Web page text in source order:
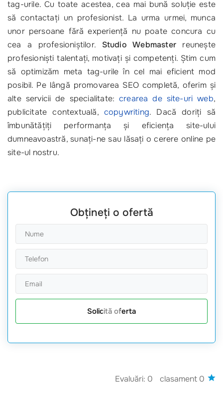
tag-urile. Cu toate acestea, cea mai bună soluție este
să contactați un profesionist. La urma urmei, munca
unor persoane fără experiență nu poate concura cu
cea a profesioniștilor. Studio Webmasterreunește
profesioniști talentați, motivați și competenți. Știm cum
să optimizăm meta tag-urile în cel mai eficient mod
posibil. Pe lângă promovarea SEO completă, oferim și
alte servicii de specialitate:crearea de site-uri web,
publicitate contextuală, copywriting. Dacă doriți să
îmbunătățiți performanța și eficiența site-ului
dumneavoastră, sunați-ne sau lăsați o cerere online pe
site-ul nostru.
Obțineți o ofertă
Solicită oferta
Evaluări: 0 clasament 0